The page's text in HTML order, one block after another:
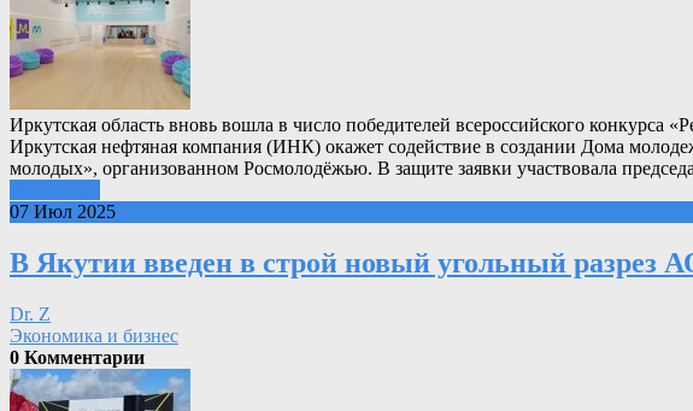
Иркутская область вновь вошла в число победителей всероссийского конкурса
Иркутская нефтяная компания (ИНК) окажет содействие в создании Дома
молодых», организованном Росмолодёжью. В защите заявки участвовала
07 Июл 2025
В Якутии введен в строй новый угольный разрез
Dr. Z
Экономика и бизнес
0 Комментарии